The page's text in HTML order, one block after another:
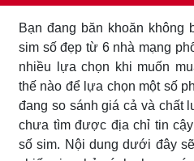
Bạn đang băn khoăn không
sim số đẹp từ 6 nhà mạng
nhiều lựa chọn khi muốn
thế nào để lựa chọn một số
đang so sánh giá cả và chất
chưa tìm được địa chỉ tin
số sim. Nội dung dưới đây